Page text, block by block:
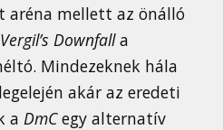
aréna mellett az önálló
Vergil’s Downfalla
Mindezeknek hála
akár az eredeti
a DmCegy alternatív